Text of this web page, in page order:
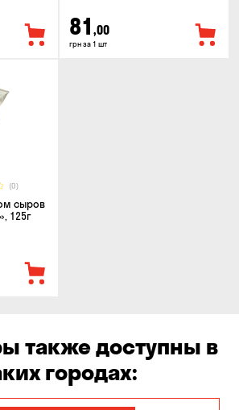
81 ,00
грн за 1 шт
(0)
сыров
125г
также доступны в
городах: